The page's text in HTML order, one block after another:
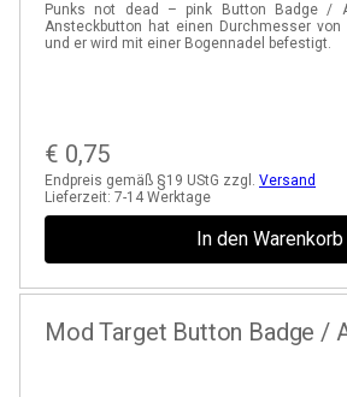
Punks not dead – pink Button Badge /
Ansteckbutton hat einen Durchmesser von
und er wird mit einer Bogennadel befestigt.
€ 0,75
Endpreis gemäß §19 UStG zzgl. Versand
Lieferzeit: 7-14 Werktage
In den Warenkorb
Mod Target Button Badge /